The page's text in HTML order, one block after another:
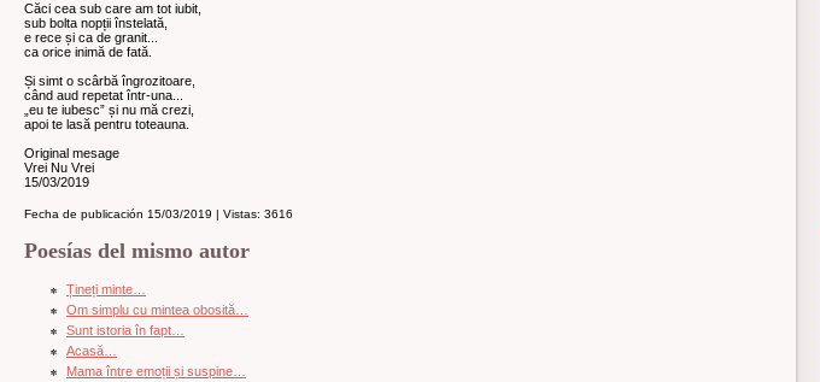
Căci cea sub care am tot iubit,
sub bolta nopții înstelată,
e rece și ca de granit...
ca orice inimă de fată.
Și simt o scârbă îngrozitoare,
când aud repetat într-una...
„eu te iubesc” și nu mă crezi,
apoi te lasă pentru toteauna.
Original mesage
Vrei Nu Vrei
15/03/2019
Fecha de publicación 15/03/2019 | Vistas: 3616
Poesías del mismo autor
Țineți minte…
Om simplu cu mintea obosită…
Sunt istoria în fapt…
Acasă…
Mama între emoții și suspine…